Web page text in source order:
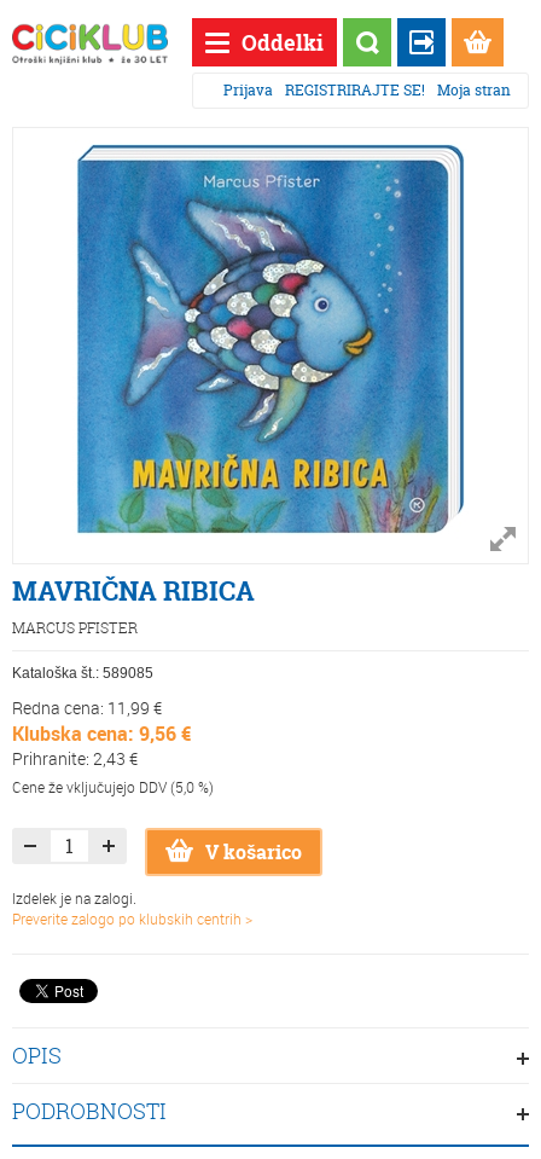
Oddelki
Prijava REGISTRIRAJTE SE! Moja stran
MAVRIČNA RIBICA
MARCUS PFISTER
Kataloška št.: 589085
Redna cena: 11,99 €
Klubska cena: 9,56 €
Prihranite: 2,43 €
Cene že vključujejo DDV (5,0 %)
V košarico
Izdelek je na zalogi.
Preverite zalogo po klubskih centrih >
OPIS
PODROBNOSTI